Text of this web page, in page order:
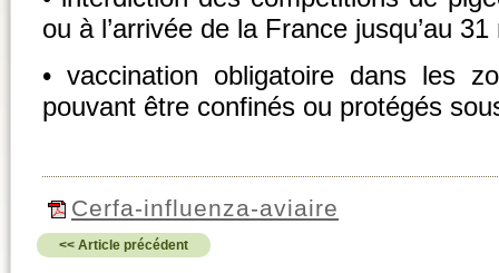
ou à l’arrivée de la France jusqu’au
• vaccination obligatoire dans les
pouvant être confinés ou protégés
Cerfa-influenza-aviaire
<< Article précédent